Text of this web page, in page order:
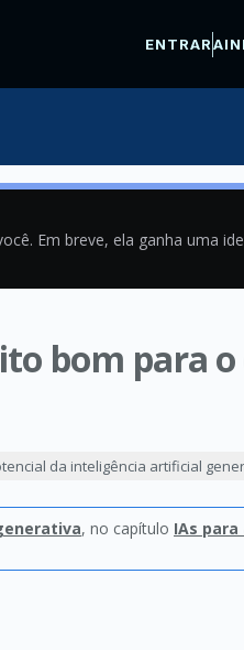
ENTRAR
Em breve, ela ganha uma
bom para o
da inteligência artificial
, no capítulo IAs